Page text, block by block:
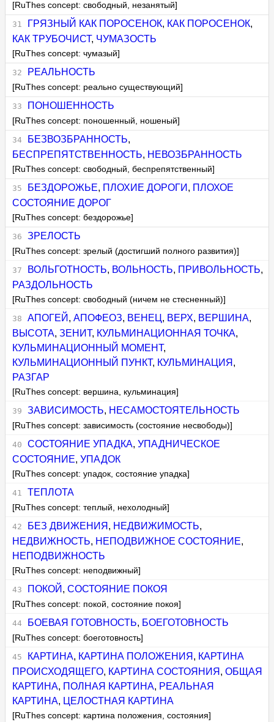
[RuThes concept: свободный, незанятый]
ГРЯЗНЫЙ КАК ПОРОСЕНОК, КАК ПОРОСЕНОК,
КАК ТРУБОЧИСТ, ЧУМАЗОСТЬ
[RuThes concept: чумазый]
РЕАЛЬНОСТЬ
[RuThes concept: реально существующий]
ПОНОШЕННОСТЬ
[RuThes concept: поношенный, ношеный]
БЕЗВОЗБРАННОСТЬ,
БЕСПРЕПЯТСТВЕННОСТЬ, НЕВОЗБРАННОСТЬ
[RuThes concept: свободный, беспрепятственный]
БЕЗДОРОЖЬЕ, ПЛОХИЕ ДОРОГИ , ПЛОХОЕ
СОСТОЯНИЕ ДОРОГ
[RuThes concept: бездорожье]
ЗРЕЛОСТЬ
[RuThes concept: зрелый (достигший полного развития)]
ВОЛЬГОТНОСТЬ, ВОЛЬНОСТЬ, ПРИВОЛЬНОСТЬ,
РАЗДОЛЬНОСТЬ
[RuThes concept: свободный (ничем не стесненный)]
АПОГЕЙ , АПОФЕОЗ, ВЕНЕЦ , ВЕРХ, ВЕРШИНА,
ВЫСОТА,ЗЕНИТ, КУЛЬМИНАЦИОННАЯ ТОЧКА,
КУЛЬМИНАЦИОННЫЙ МОМЕНТ,
КУЛЬМИНАЦИОННЫЙ ПУНКТ, КУЛЬМИНАЦИЯ ,
РАЗГАР
[RuThes concept: вершина, кульминация]
ЗАВИСИМОСТЬ, НЕСАМОСТОЯТЕЛЬНОСТЬ
[RuThes concept: зависимость (состояние несвободы)]
СОСТОЯНИЕ УПАДКА, УПАДНИЧЕСКОЕ
СОСТОЯНИЕ,УПАДОК
[RuThes concept: упадок, состояние упадка]
ТЕПЛОТА
[RuThes concept: теплый, нехолодный]
БЕЗ ДВИЖЕНИЯ , НЕДВИЖИМОСТЬ,
НЕДВИЖНОСТЬ, НЕПОДВИЖНОЕ СОСТОЯНИЕ,
НЕПОДВИЖНОСТЬ
[RuThes concept: неподвижный]
ПОКОЙ , СОСТОЯНИЕ ПОКОЯ
[RuThes concept: покой, состояние покоя]
БОЕВАЯ ГОТОВНОСТЬ, БОЕГОТОВНОСТЬ
[RuThes concept: боеготовность]
КАРТИНА, КАРТИНА ПОЛОЖЕНИЯ , КАРТИНА
ПРОИСХОДЯЩЕГО, КАРТИНА СОСТОЯНИЯ ,ОБЩАЯ
КАРТИНА, ПОЛНАЯ КАРТИНА, РЕАЛЬНАЯ
КАРТИНА, ЦЕЛОСТНАЯ КАРТИНА
[RuThes concept: картина положения, состояния]